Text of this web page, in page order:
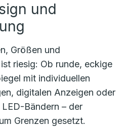
und
Größen und
riesig: Ob runde, eckige
mit individuellen
digitalen Anzeigen oder
Bändern – der
Grenzen gesetzt.